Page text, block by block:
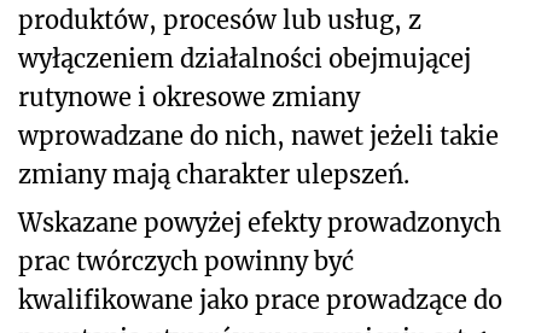
produktów, procesów lub usług, z
wyłączeniem działalności obejmującej
rutynowe i okresowe zmiany
wprowadzane do nich, nawet jeżeli takie
zmiany mają charakter ulepszeń.
Wskazane powyżej efekty prowadzonych
prac twórczych powinny być
kwalifikowane jako prace prowadzące do